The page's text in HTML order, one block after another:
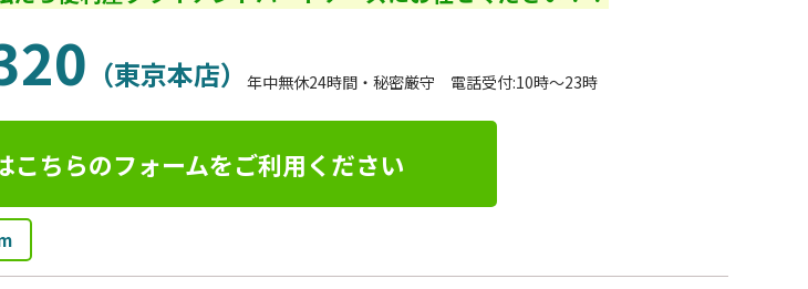
（東京本店） 年中無休24時間・秘密厳守 電話受付:10時～23時
こちらのフォームをご利用ください